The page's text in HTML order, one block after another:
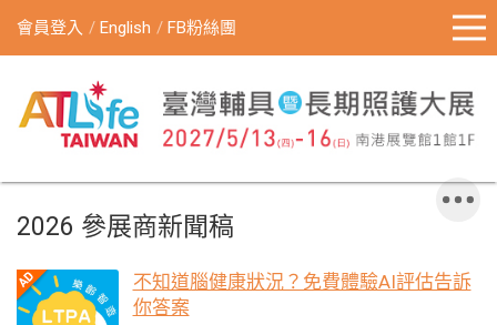
會員登入 English FB粉絲團
2026 參展商新聞稿
不知道腦健康狀況？免費體驗AI評估告訴
你答案